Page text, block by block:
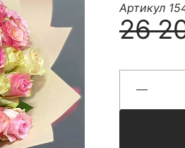
Артикул
26
Я принимаю Политику
Правила использования сайта ФЛАВЭЛЬ.
продаем ваши данные и храним их в